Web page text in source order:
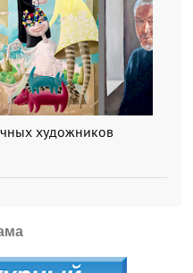
художников